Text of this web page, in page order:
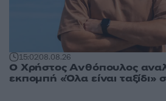
15:0208.08.26
Ο Χρήστος Ανθόπουλος
εκπομπή «Όλα είναι ταξίδι»